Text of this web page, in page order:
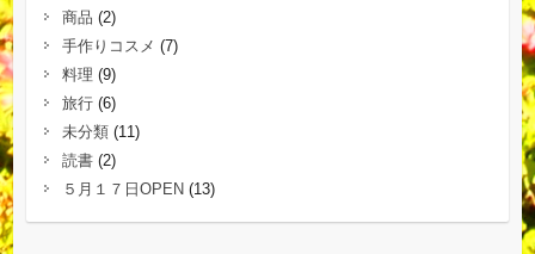
商品 (2)
手作りコスメ (7)
料理 (9)
旅行(6)
未分類(11)
読書(2)
５月１７日OPEN (13)